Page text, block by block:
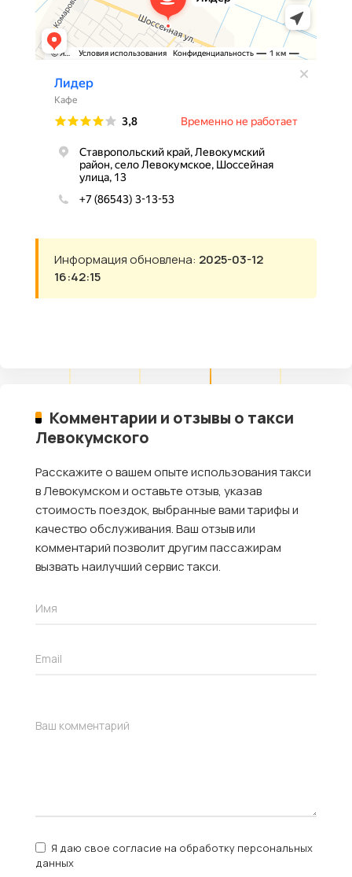
Информация обновлена: 2025-03-12
16:42:15
Комментарии и отзывы о такси
Левокумского
Расскажите о вашем опыте использования такси
в Левокумском и оставьте отзыв, указав
стоимость поездок, выбранные вами тарифы и
качество обслуживания. Ваш отзыв или
комментарий позволит другим пассажирам
вызвать наилучший сервис такси.
Я даю свое согласие на обработку персональных
данных